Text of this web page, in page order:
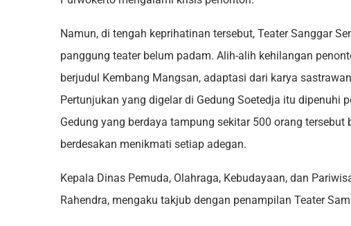
Namun, di tengah keprihatinan tersebut, Teater Sanggar
panggung teater belum padam. Alih-alih kehilangan
berjudul Kembang Mangsan, adaptasi dari karya
Pertunjukan yang digelar di Gedung Soetedja itu dipenuhi
Gedung yang berdaya tampung sekitar 500 orang
berdesakan menikmati setiap adegan.
Kepala Dinas Pemuda, Olahraga, Kebudayaan, dan
Rahendra, mengaku takjub dengan penampilan Teater